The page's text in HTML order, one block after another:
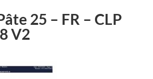
25 – FR – CLP
V2